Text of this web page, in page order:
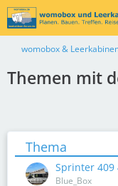
womobox &
Themen mit
Thema
Sprinter 409
Blue_Box